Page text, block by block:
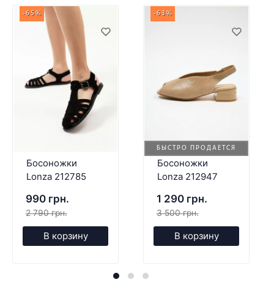
-65%
Босоножки
Lonza 212785
990 грн.
2 790 грн.
В корзину
БЫСТРО ПРОДАЕТСЯ
-63%
Босоножки
Lonza 212947
1 290 грн.
3 500 грн.
В корзину